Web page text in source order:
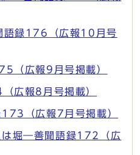
語録176（広報10月号
（広報9月号掲載）
広報8月号掲載）
（広報7月号掲載）
は堀―善聞語録172（広